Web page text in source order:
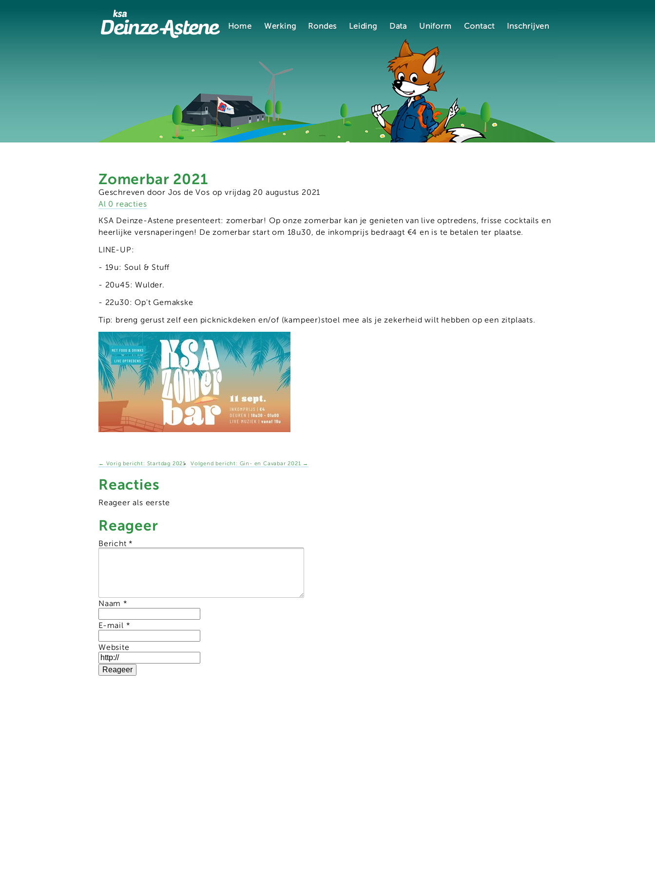
Home Werking Rondes Leiding Data Uniform Contact Inschrijven
Zomerbar 2021
Geschreven door Jos de Vos opvrijdag 20 augustus 2021
Al 0 reacties
KSA Deinze-Astene presenteert: zomerbar! Op onze zomerbar kan je genieten van live optredens, frisse cocktails en
heerlijke versnaperingen! De zomerbar start om 18u30, de inkomprijs bedraagt €4 en is te betalen ter plaatse.
LINE-UP:
- 19u: Soul & Stuff
- 20u45: Wulder.
- 22u30: Op't Gemakske
Tip: breng gerust zelf een picknickdeken en/of (kampeer)stoel mee als je zekerheid wilt hebben op een zitplaats.
← Vorig bericht: Startdag 2021 Volgend bericht: Gin- en Cavabar 2021 →
Reacties
Reageer als eerste
Reageer
Bericht*
Naam *
E-mail *
Website